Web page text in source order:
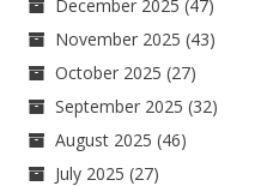
December 2025 (47)
November 2025 (43)
October 2025 (27)
September 2025 (32)
August 2025 (46)
July 2025 (27)